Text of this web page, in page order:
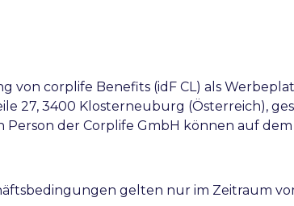
von corplife Benefits (idF CL) als
27, 3400 Klosterneuburg (Österreich),
der Corplife GmbH können auf
gelten nur im Zeitraum vom